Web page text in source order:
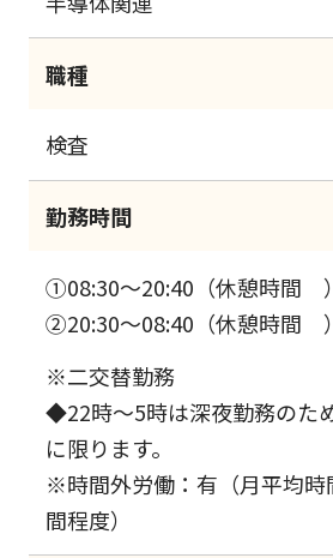
職種
検査
勤務時間
①08:30～20:40（休憩時間 ）
②20:30～08:40（休憩時間 ）
※二交替勤務
◆22時～5時は深夜勤務のた
に限ります。
※時間外労働：有（月平均
間程度）